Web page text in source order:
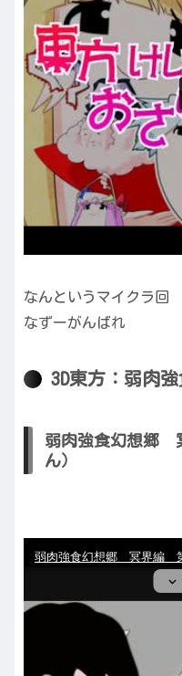
なんというマイクラ回
なずーがんばれ
3D東方：弱肉
弱肉強食幻想郷
ん）